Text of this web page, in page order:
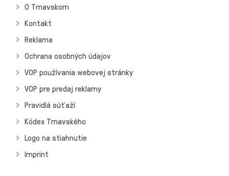
O Trnavskom
Kontakt
Reklama
Ochrana osobných údajov
VOP používania webovej stránky
VOP pre predaj reklamy
Pravidlá súťaží
Kódex Trnavského
Logo na stiahnutie
Imprint